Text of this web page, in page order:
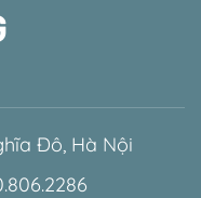
Đô, Hà Nội